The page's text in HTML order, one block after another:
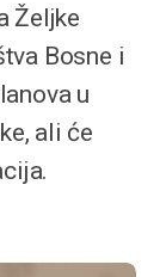
Željke
Bosne i
u
ali će